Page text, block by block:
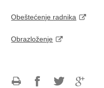
Obeštećenje radnika
Obrazloženje